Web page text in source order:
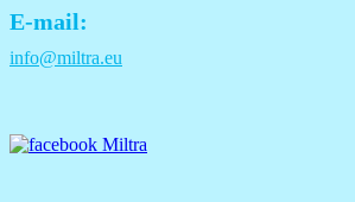
E-mail:
info@miltra.eu